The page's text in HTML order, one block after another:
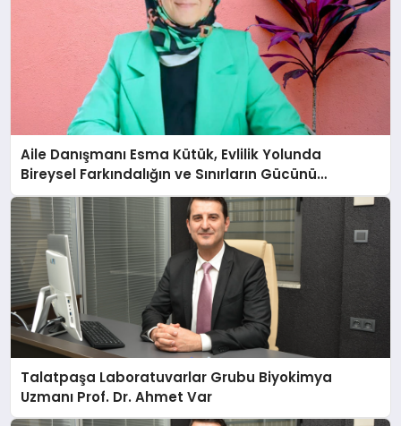
Aile Danışmanı Esma Kütük, Evlilik Yolunda
Bireysel Farkındalığın ve Sınırların Gücünü
Anlatıyor
Talatpaşa Laboratuvarlar Grubu Biyokimya
Uzmanı Prof. Dr. Ahmet Var